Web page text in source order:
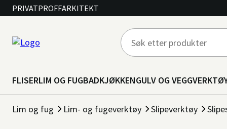
PRIVATPROFFARKITEKT
FLISERLIM OG FUGBADKJØKKENGULV OG VEGG
Lim og fug Lim- og fugeverktøy Slipeverktøy